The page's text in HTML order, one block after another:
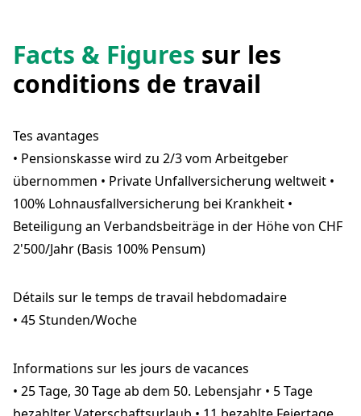
Facts & Figures sur les
conditions de travail
Tes avantages
• Pensionskasse wird zu 2/3 vom Arbeitgeber
übernommen • Private Unfallversicherung weltweit •
100% Lohnausfallversicherung bei Krankheit •
Beteiligung an Verbandsbeiträge in der Höhe von CHF
2'500/Jahr (Basis 100% Pensum)
Détails sur le temps de travail hebdomadaire
• 45 Stunden/Woche
Informations sur les jours de vacances
• 25 Tage, 30 Tage ab dem 50. Lebensjahr • 5 Tage